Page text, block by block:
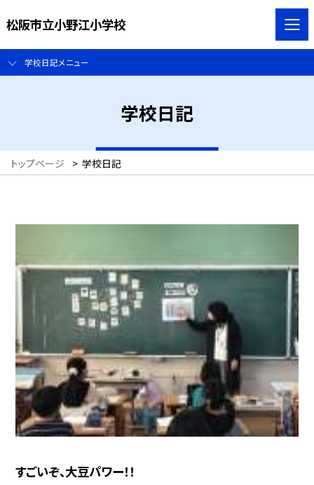
松阪市立小野江小学校
学校日記メニュー
学校日記
トップページ > 学校日記
すごいぞ、大豆パワー！！